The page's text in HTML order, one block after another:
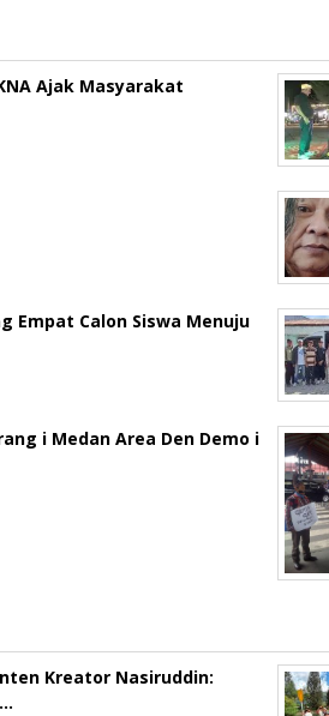
Ajak Masyarakat
Empat Calon Siswa Menuju
i Medan Area Den Demo i
Kreator Nasiruddin: